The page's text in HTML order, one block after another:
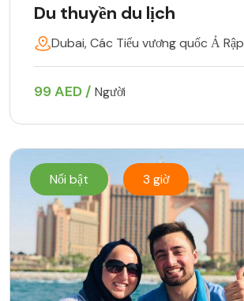
Du thuyền du lịch
Dubai, Các Tiểu vương quốc Ả Rập
99 AED / Người
Nổi bật 3 giờ